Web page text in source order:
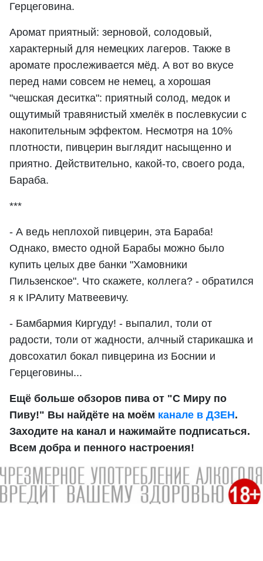
Герцеговина.
Аромат приятный: зерновой, солодовый,
характерный для немецких лагеров. Также в
аромате прослеживается мёд. А вот во вкусе
перед нами совсем не немец, а хорошая
"чешская деситка": приятный солод, медок и
ощутимый травянистый хмелёк в послевкусии с
накопительным эффектом. Несмотря на 10%
плотности, пивцерин выглядит насыщенно и
приятно. Действительно, какой-то, своего рода,
Бараба.
***
- А ведь неплохой пивцерин, эта Бараба!
Однако, вместо одной Барабы можно было
купить целых две банки "Хамовники
Пильзенское". Что скажете, коллега? - обратился
я к IPAлиту Матвеевичу.
- Бамбармия Киргуду! - выпалил, толи от
радости, толи от жадности, алчный старикашка и
довсохатил бокал пивцерина из Боснии и
Герцеговины...
Ещё больше обзоров пива от "С Миру по
Пиву!" Вы найдёте на моём канале в ДЗЕН.
Заходите на канал и нажимайте подписаться.
Всем добра и пенного настроения!